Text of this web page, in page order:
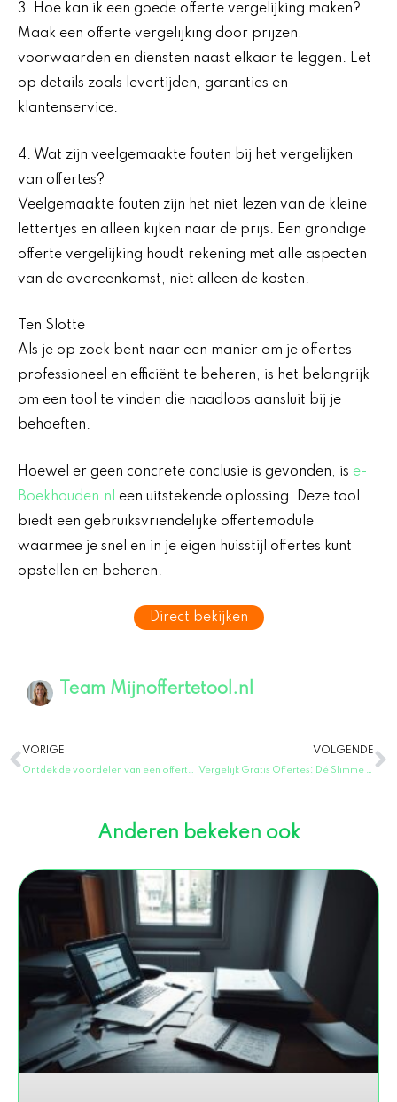
3. Hoe kan ik een goede offerte vergelijking maken?
Maak een offerte vergelijking door prijzen,
voorwaarden en diensten naast elkaar te leggen. Let
op details zoals levertijden, garanties en
klantenservice.
4. Wat zijn veelgemaakte fouten bij het vergelijken
van offertes?
Veelgemaakte fouten zijn het niet lezen van de kleine
lettertjes en alleen kijken naar de prijs. Een grondige
offerte vergelijking houdt rekening met alle aspecten
van de overeenkomst, niet alleen de kosten.
Ten Slotte
Als je op zoek bent naar een manier om je offertes
professioneel en efficiënt te beheren, is het belangrijk
om een tool te vinden die naadloos aansluit bij je
behoeften.
Hoewel er geen concrete conclusie is gevonden, is e-
Boekhouden.nl
een uitstekende oplossing. Deze tool
biedt een gebruiksvriendelijke offertemodule
waarmee je snel en in je eigen huisstijl offertes kunt
opstellen en beheren.
Direct bekijken
Team Mijnoffertetool.nl
Vorige
VORIGE VOLGENDE
Anderen bekeken ook